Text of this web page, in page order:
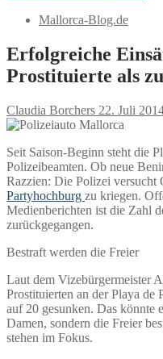
Mallorca-Blog.de
Erfolgreiche
Prostituierte als
Claudia Borchers 22. Juli
Seit Saison-Beginn steht die
Polizeibeamten. Ob neue
Razzien: Die Polizei versucht
Partyhochburg zu kriegen.
Medienberichten ist die Zahl
zurückgegangen.
Bestraft werden die Freier
Laut dem Vizebürgermeister
Prostituierten an der Playa de
auf 20 gesunken. Das könnte
Damen, sondern die Freier
stehen im Fokus.